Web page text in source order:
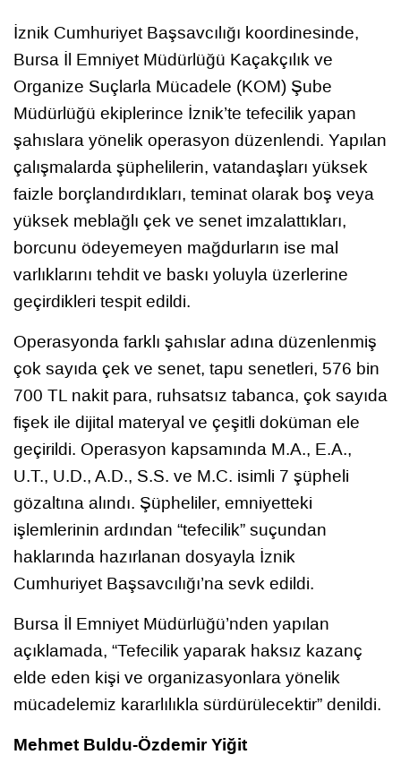
İznik Cumhuriyet Başsavcılığı koordinesinde,
Bursa İl Emniyet Müdürlüğü Kaçakçılık ve
Organize Suçlarla Mücadele (KOM) Şube
Müdürlüğü ekiplerince İznik’te tefecilik yapan
şahıslara yönelik operasyon düzenlendi. Yapılan
çalışmalarda şüphelilerin, vatandaşları yüksek
faizle borçlandırdıkları, teminat olarak boş veya
yüksek meblağlı çek ve senet imzalattıkları,
borcunu ödeyemeyen mağdurların ise mal
varlıklarını tehdit ve baskı yoluyla üzerlerine
geçirdikleri tespit edildi.
Operasyonda farklı şahıslar adına düzenlenmiş
çok sayıda çek ve senet, tapu senetleri, 576 bin
700 TL nakit para, ruhsatsız tabanca, çok sayıda
fişek ile dijital materyal ve çeşitli doküman ele
geçirildi. Operasyon kapsamında M.A., E.A.,
U.T., U.D., A.D., S.S. ve M.C. isimli 7 şüpheli
gözaltına alındı. Şüpheliler, emniyetteki
işlemlerinin ardından “tefecilik” suçundan
haklarında hazırlanan dosyayla İznik
Cumhuriyet Başsavcılığı’na sevk edildi.
Bursa İl Emniyet Müdürlüğü’nden yapılan
açıklamada, “Tefecilik yaparak haksız kazanç
elde eden kişi ve organizasyonlara yönelik
mücadelemiz kararlılıkla sürdürülecektir” denildi.
Mehmet Buldu-Özdemir Yiğit